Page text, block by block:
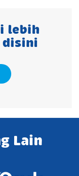
lebih
Lain